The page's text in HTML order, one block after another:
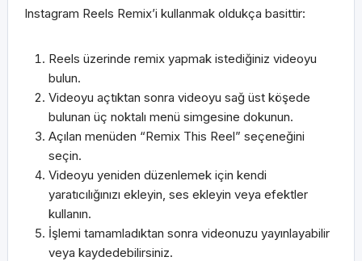
Instagram Reels Remix’i kullanmak oldukça basittir:
Reels üzerinde remix yapmak istediğiniz videoyu
bulun.
Videoyu açtıktan sonra videoyu sağ üst köşede
bulunan üç noktalı menü simgesine dokunun.
Açılan menüden “Remix This Reel” seçeneğini
seçin.
Videoyu yeniden düzenlemek için kendi
yaratıcılığınızı ekleyin, ses ekleyin veya efektler
kullanın.
İşlemi tamamladıktan sonra videonuzu yayınlayabilir
veya kaydedebilirsiniz.